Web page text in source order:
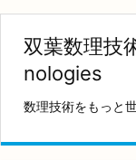
双葉数理技
nologies
数理技術をもっと